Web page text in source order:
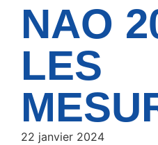
NAO
LES
22 janvier 2024